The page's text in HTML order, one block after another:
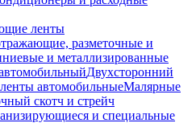
ленты
разметочные и
и металлизированные
Двухсторонний
автомобильныеМалярные
скотч и стрейч
и специальные